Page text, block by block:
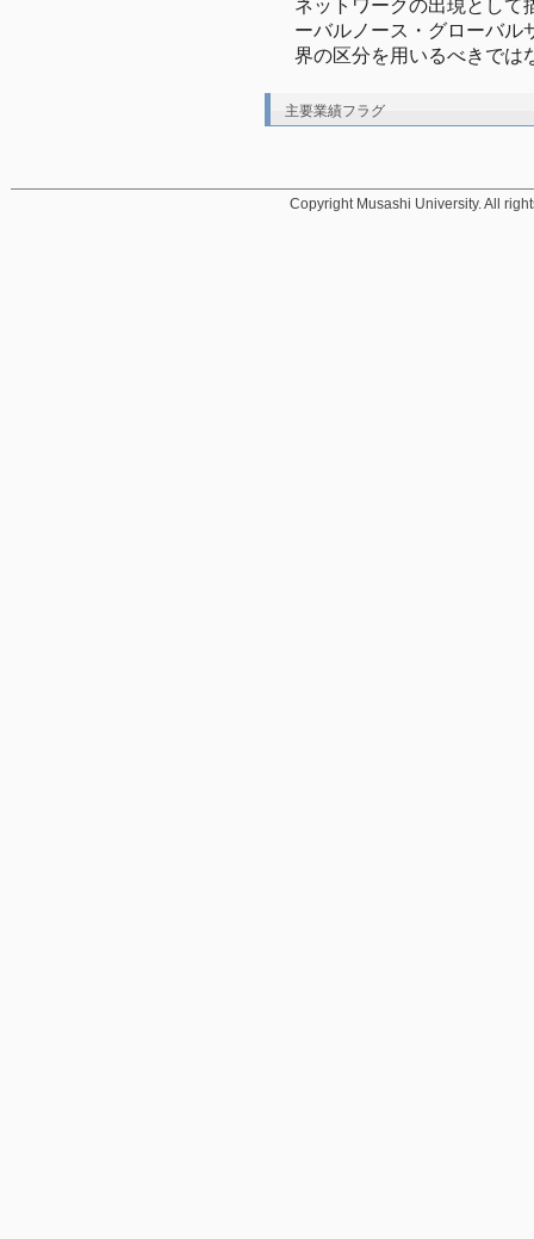
ネットワークの出現として
ーバルノース・グローバル
界の区分を用いるべきでは
主要業績フラグ